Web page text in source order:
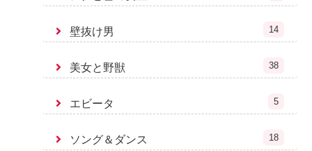
壁抜け男 14
美女と野獣 38
エビータ 5
ソング＆ダンス 18